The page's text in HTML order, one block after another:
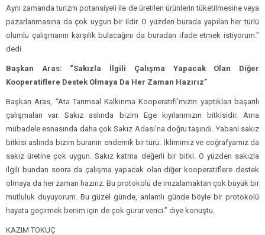
Aynı zamanda turizm potansiyeli ile de üretilen ürünlerin tüketilmesine veya
pazarlanmasına da çok uygun bir ildir. O yüzden burada yapılan her türlü
olumlu çalışmanın karşılık bulacağını da buradan ifade etmek istiyorum.”
dedi.
Başkan Aras: “Sakızla İlgili Çalışma Yapacak Olan Diğer
Kooperatiflere Destek Olmaya Da Her Zaman Hazırız”
Başkan Aras, “Ata Tarımsal Kalkınma Kooperatifi’mizin yaptıkları başarılı
çalışmaları var. Sakız aslında bizim Ege kıyılarımızın bitkisidir. Ama
mübadele esnasında daha çok Sakız Adası’na doğru taşındı. Yabani sakız
bitkisi aslında bizim buranın endemik bir türü. İklimimiz ve coğrafyamız da
sakız üretine çok uygun. Sakız katma değerli bir bitki. O yüzden sakızla
ilgili bundan sonra da çalışma yapacak olan diğer kooperatiflere destek
olmaya da her zaman hazırız. Bu protokolü de imzalamaktan çok büyük bir
mutluluk duyuyorum. Bu güzel günde, anlamlı günde böyle bir protokolü
hayata geçirmek benim için de çok gurur verici.” diye konuştu.
KAZIM TOKUÇ